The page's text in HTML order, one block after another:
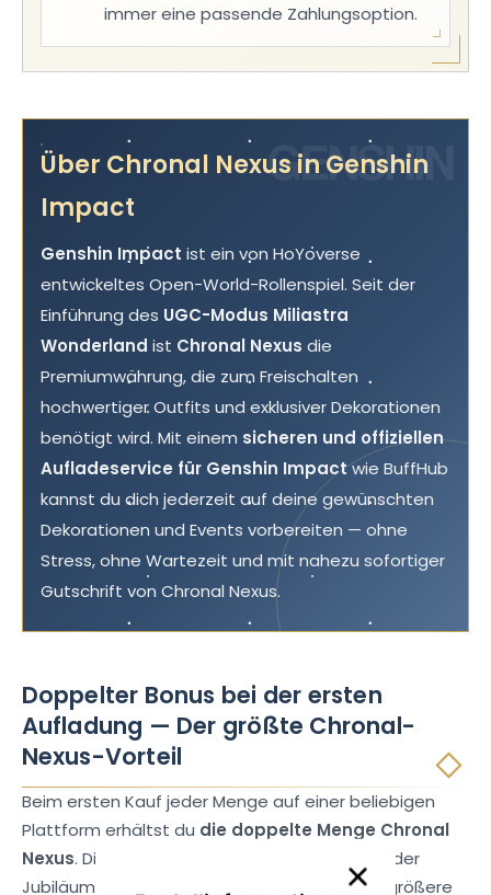
immer eine passende Zahlungsoption.
GENSHIN
Über Chronal Nexus in Genshin
Impact
Genshin Impact ist ein von HoYoverse
entwickeltes Open-World-Rollenspiel. Seit der
Einführung des UGC-Modus Miliastra
Wonderland ist Chronal Nexus die
Premiumwährung, die zum Freischalten
hochwertiger Outfits und exklusiver Dekorationen
benötigt wird. Mit einem sicheren und offiziellen
Aufladeservice für Genshin Impactwie BuffHub
kannst du dich jederzeit auf deine gewünschten
Dekorationen und Events vorbereiten — ohne
Stress, ohne Wartezeit und mit nahezu sofortiger
Gutschrift von Chronal Nexus.
Doppelter Bonus bei der ersten
Aufladung — Der größte Chronal-
Nexus-Vorteil
Beim ersten Kauf jeder Menge auf einer beliebigen
Plattform erhältst du die doppelte Menge Chronal
Nexus. Dieser Bonus wird jedes Jahr während der
Jubiläumsfeier zurückgesetzt. Wenn du eine größere